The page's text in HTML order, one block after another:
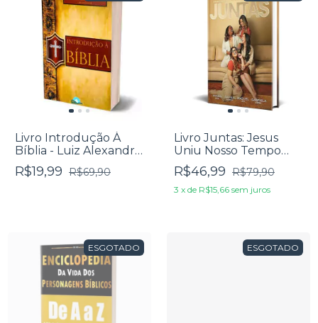
Livro Introdução À
Bíblia - Luiz Alexandre
Solano Rossi
R$19,99 R$69,90
Livro Juntas: Jesus
Uniu Nosso Tempo
Para Avivamento E
Salvação
R$46,99 R$79,90
3 x de R$15,66 sem juros
ESGOTADO ESGOTADO